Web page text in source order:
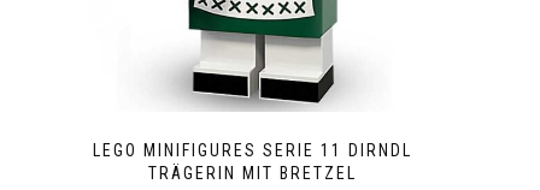
LEGO MINIFIGURES SERIE 11 DIRNDL
TRÄGERIN MIT BRETZEL